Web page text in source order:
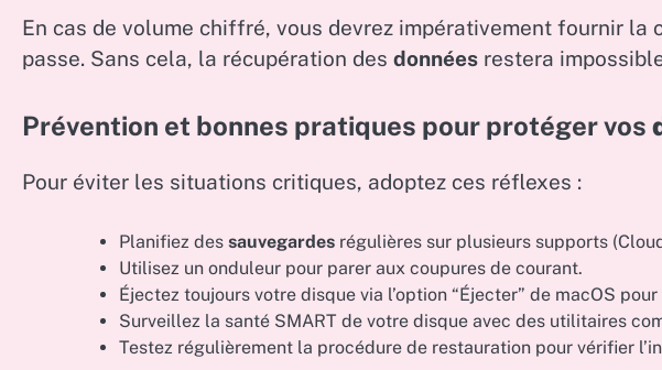
En cas de volume chiffré, vous devrez impérativement fournir la
passe. Sans cela, la récupération des données restera
Prévention et bonnes pratiques pour protéger vos
Pour éviter les situations critiques, adoptez ces réflexes :
Planifiez des sauvegardes régulières sur plusieurs supports
Utilisez un onduleur pour parer aux coupures de courant.
Éjectez toujours votre disque via l’option “Éjecter” de macOS
Surveillez la santé SMART de votre disque avec des utilitaires
Testez régulièrement la procédure de restauration pour vérifier